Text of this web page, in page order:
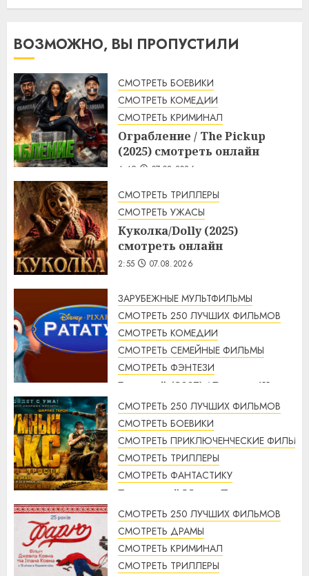
ВОЗМОЖНО, ВЫ ПРОПУСТИЛИ
СМОТРЕТЬ БОЕВИКИ
СМОТРЕТЬ КОМЕДИИ
СМОТРЕТЬ КРИМИНАЛ
Ограбление / The Pickup
(2025) смотреть онлайн
4:49 07.08.2026
СМОТРЕТЬ ТРИЛЛЕРЫ
СМОТРЕТЬ УЖАСЫ
Куколка/Dolly (2025)
смотреть онлайн
2:55 07.08.2026
ЗАРУБЕЖНЫЕ МУЛЬТФИЛЬМЫ
СМОТРЕТЬ 250 ЛУЧШИХ ФИЛЬМОВ
СМОТРЕТЬ КОМЕДИИ
СМОТРЕТЬ СЕМЕЙНЫЕ ФИЛЬМЫ
СМОТРЕТЬ ФЭНТЕЗИ
Рататуй (2007) / Ratatouille
смотреть онлайн
2:32 07.08.2026
СМОТРЕТЬ 250 ЛУЧШИХ ФИЛЬМОВ
СМОТРЕТЬ БОЕВИКИ
СМОТРЕТЬ ПРИКЛЮЧЕНЧЕСКИЕ ФИЛЬМЫ
СМОТРЕТЬ ТРИЛЛЕРЫ
СМОТРЕТЬ ФАНТАСТИКУ
Безумный Макс: Дорога
ярости (2015) / Mad Max: Fury
Road смотреть онлайн
1:56 07.08.2026
СМОТРЕТЬ 250 ЛУЧШИХ ФИЛЬМОВ
СМОТРЕТЬ ДРАМЫ
СМОТРЕТЬ КРИМИНАЛ
СМОТРЕТЬ ТРИЛЛЕРЫ